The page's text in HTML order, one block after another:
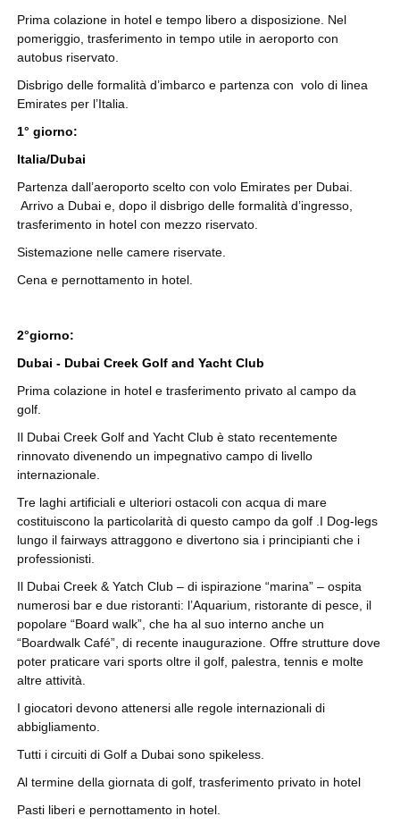
Prima colazione in hotel e tempo libero a disposizione. Nel
pomeriggio, trasferimento in tempo utile in aeroporto con
autobus riservato.
Disbrigo delle formalità d’imbarco e partenza con volo di linea
Emirates per l’Italia.
1° giorno:
Italia/Dubai
Partenza dall’aeroporto scelto con volo Emirates per Dubai.
Arrivo a Dubai e, dopo il disbrigo delle formalità d’ingresso,
trasferimento in hotel con mezzo riservato.
Sistemazione nelle camere riservate.
Cena e pernottamento in hotel.
2°giorno:
Dubai - Dubai Creek Golf and Yacht Club
Prima colazione in hotel e trasferimento privato al campo da
golf.
Il Dubai Creek Golf and Yacht Club è stato recentemente
rinnovato divenendo un impegnativo campo di livello
internazionale.
Tre laghi artificiali e ulteriori ostacoli con acqua di mare
costituiscono la particolarità di questo campo da golf .I Dog-legs
lungo il fairways attraggono e divertono sia i principianti che i
professionisti.
Il Dubai Creek & Yatch Club – di ispirazione “marina” – ospita
numerosi bar e due ristoranti: l’Aquarium, ristorante di pesce, il
popolare “Board walk”, che ha al suo interno anche un
“Boardwalk Café”, di recente inaugurazione. Offre strutture dove
poter praticare vari sports oltre il golf, palestra, tennis e molte
altre attività.
I giocatori devono attenersi alle regole internazionali di
abbigliamento.
Tutti i circuiti di Golf a Dubai sono spikeless.
Al termine della giornata di golf, trasferimento privato in hotel
Pasti liberi e pernottamento in hotel.